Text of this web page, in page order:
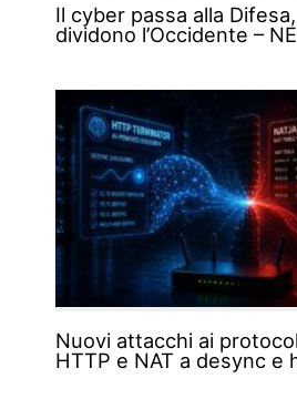
Il cyber passa alla
dividono l’Occidente –
Nuovi attacchi ai
HTTP e NAT a desync e